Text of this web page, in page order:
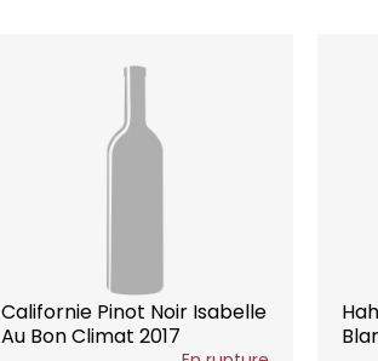
Californie Pinot Noir Isabelle
Au Bon Climat 2017